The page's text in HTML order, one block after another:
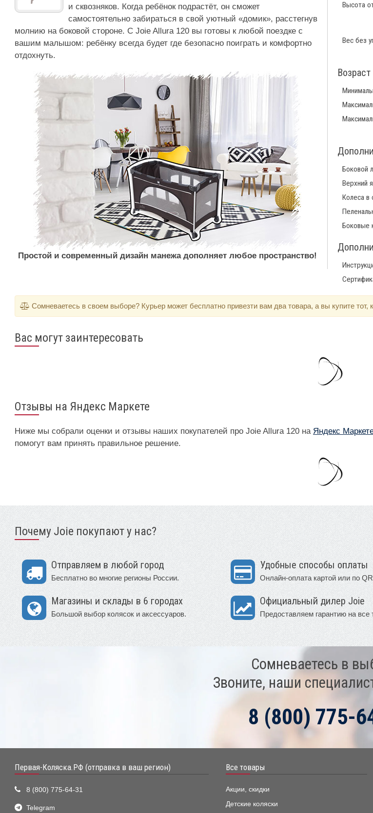
и сквозняков. Когда ребёнок подрастёт, он сможет
самостоятельно забираться в свой уютный «домик», расстегнув
молнию на боковой стороне. С Joie Allura 120 вы готовы к любой поездке с
вашим малышом: ребёнку всегда будет где безопасно поиграть и комфортно
отдохнуть.
Простой и современный дизайн манежа дополняет любое пространство!
Высота
Вес без
Боковой
Верхний
Колеса в
Боковые
Сомневаетесь в своем выборе? Курьер может бесплатно привезти вам два товара, а вы купите
Вас могут заинтересовать
Отзывы на Яндекс Маркете
Ниже мы собрали оценки и отзывы наших покупателей про Joie Allura 120 на Яндекс
помогут вам принять правильное решение.
Почему Joie покупают у нас?
Отправляем в любой город
Бесплатно во многие регионы России.
Удобные способы оплаты
Онлайн-оплата картой или по
Магазины и склады в 6 городах
Большой выбор колясок и аксессуаров.
Официальный дилер Joie
Предоставляем гарантию на все
Сомневаетесь в
Звоните, наши
8 (800) 775-
Первая-Коляска.РФ (отправка в ваш регион)
8 (800) 775-64-31
Telegram
Все товары
Акции, скидки
Детские коляски